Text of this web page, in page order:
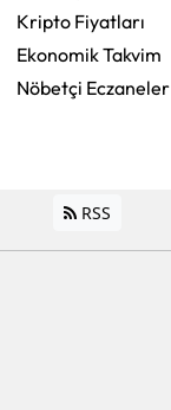
Kripto Fiyatları
Ekonomik Takvim
Nöbetçi Eczaneler
RSS